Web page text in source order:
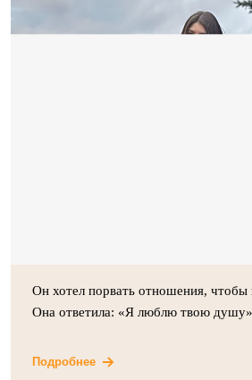
Он хотел порвать отношения, чтобы
Она ответила: «Я люблю твою душу»
Подробнее